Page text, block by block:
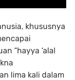
khususnya
“hayya ‘alal
lima kali dalam